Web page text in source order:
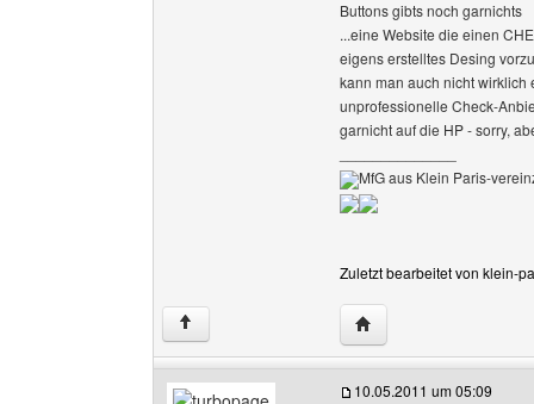
Buttons gibts noch garnichts
...eine Website die einen
eigens erstelltes Desing
kann man auch nicht
unprofessionelle Check-
garnicht auf die HP - sorry,
MfG aus Klein Paris-
Zuletzt bearbeitet von klein-
↑ Website dieses
10.05.2011 um 05:09